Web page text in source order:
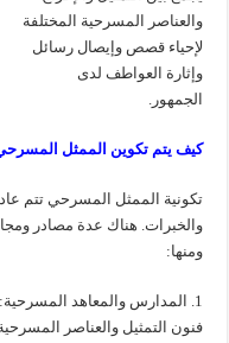
والعناصر المسرحية المختلفة
لإحياء قصص وإيصال رسائل
وإثارة العواطف لدى
الجمهور.
كيف يتم تكوين الممثل
تكونية الممثل المسرحي تتم
والخبرات. هناك عدة مصادر
ومنها:
1. المدارس والمعاهد
فنون التمثيل والعناصر